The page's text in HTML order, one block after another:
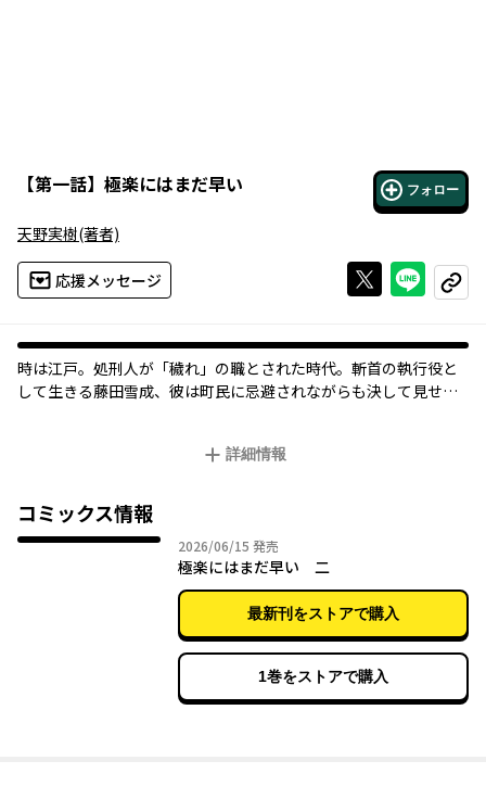
【第一話】 極楽にはまだ早い フォロー
天野実樹(著者)
応援メッセージ Xで投稿する
ライン
コピー
時は江戸。処刑人が「穢れ」の職とされた時代。斬首の執行役と
して生きる藤田雪成、彼は町民に忌避されながらも決して見せな
前作『ことり文書』から一転、天野実樹の新境地! 罪人と遺族、役
人々の“生と死”を鮮烈に描く連作シリーズ、第一巻。
詳細情報
コミックス情報
2026/06/15 2026年06月15日
発売
極楽にはまだ早い 二
最新刊をストアで購入
1巻をストアで購入